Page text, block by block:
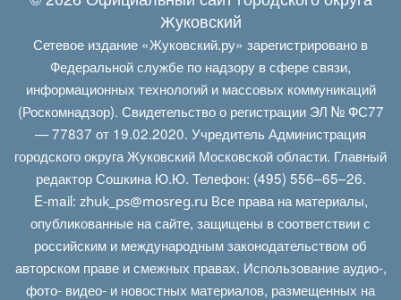
Жуковский
Сетевое издание «Жуковский.ру» зарегистрировано в
Федеральной службе по надзору в сфере связи,
информационных технологий и массовых коммуникаций
(Роскомнадзор). Свидетельство о регистрации ЭЛ № ФС77
— 77837 от 19.02.2020. Учредитель Администрация
городского округа Жуковский Московской области. Главный
редактор Сошкина Ю.Ю. Телефон: (495) 556–65–26.
E‑mail: zhuk_ps@mosreg.ruВсе права на материалы,
опубликованные на сайте, защищены в соответствии с
российским и международным законодательством об
авторском праве и смежных правах. Использование аудио-,
фото- видео- и новостных материалов, размещенных на